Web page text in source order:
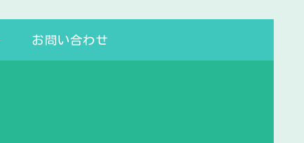
お問い合わせ